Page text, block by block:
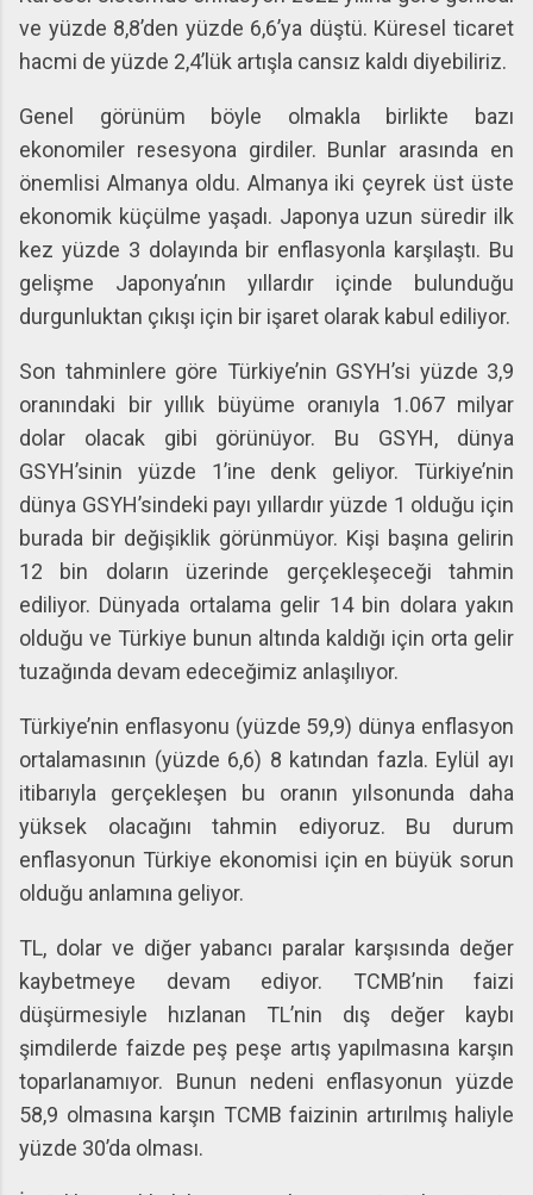
ve yüzde 8,8’den yüzde 6,6’ya düştü. Küresel ticaret
hacmi de yüzde 2,4’lük artışla cansız kaldı diyebiliriz.
Genel görünüm böyle olmakla birlikte bazı
ekonomiler resesyona girdiler. Bunlar arasında en
önemlisi Almanya oldu. Almanya iki çeyrek üst üste
ekonomik küçülme yaşadı. Japonya uzun süredir ilk
kez yüzde 3 dolayında bir enflasyonla karşılaştı. Bu
gelişme Japonya’nın yıllardır içinde bulunduğu
durgunluktan çıkışı için bir işaret olarak kabul ediliyor.
Son tahminlere göre Türkiye’nin GSYH’si yüzde 3,9
oranındaki bir yıllık büyüme oranıyla 1.067 milyar
dolar olacak gibi görünüyor. Bu GSYH, dünya
GSYH’sinin yüzde 1’ine denk geliyor. Türkiye’nin
dünya GSYH’sindeki payı yıllardır yüzde 1 olduğu için
burada bir değişiklik görünmüyor. Kişi başına gelirin
12 bin doların üzerinde gerçekleşeceği tahmin
ediliyor. Dünyada ortalama gelir 14 bin dolara yakın
olduğu ve Türkiye bunun altında kaldığı için orta gelir
tuzağında devam edeceğimiz anlaşılıyor.
Türkiye’nin enflasyonu (yüzde 59,9) dünya enflasyon
ortalamasının (yüzde 6,6) 8 katından fazla. Eylül ayı
itibarıyla gerçekleşen bu oranın yılsonunda daha
yüksek olacağını tahmin ediyoruz. Bu durum
enflasyonun Türkiye ekonomisi için en büyük sorun
olduğu anlamına geliyor.
TL, dolar ve diğer yabancı paralar karşısında değer
kaybetmeye devam ediyor. TCMB’nin faizi
düşürmesiyle hızlanan TL’nin dış değer kaybı
şimdilerde faizde peş peşe artış yapılmasına karşın
toparlanamıyor. Bunun nedeni enflasyonun yüzde
58,9 olmasına karşın TCMB faizinin artırılmış haliyle
yüzde 30’da olması.